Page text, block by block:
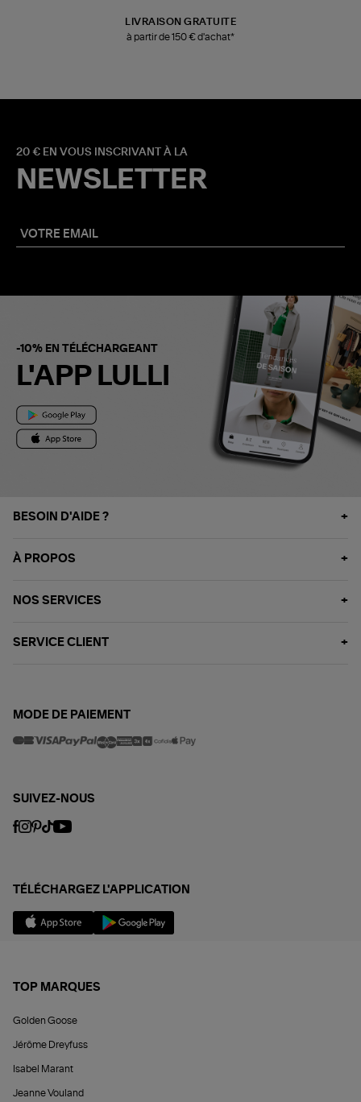
LIVRAISON GRATUITE
à partir de 150 € d'achat*
20 € EN VOUS INSCRIVANT À LA
NEWSLETTER
-10% EN TÉLÉCHARGEANT
L'APP LULLI
BESOIN D'AIDE ?
À PROPOS
NOS SERVICES
SERVICE CLIENT
MODE DE PAIEMENT
SUIVEZ-NOUS
TÉLÉCHARGEZ L'APPLICATION
TOP MARQUES
Golden Goose
Jérôme Dreyfuss
Isabel Marant
Jeanne Vouland